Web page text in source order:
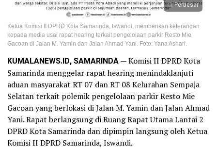
Perbesar
Ketua Komisi II DPRD Kota Samarinda, Iswandi, memberikan keterangan
kepada media usai rapat hearing terkait pengelolaan parkir Resto Mie
Gacoan di Jalan M. Yamin dan Jalan Ahmad Yani. Foto: Yana Ashari.
KUMALANEWS.ID, SAMARINDA— Komisi II DPRD Kota
Samarinda menggelar rapat hearing menindaklanjuti
aduan masyarakat RT 07 dan RT 08 Kelurahan Sempaja
Selatan terkait polemik pengelolaan parkir Resto Mie
Gacoan yang berlokasi di Jalan M. Yamin dan Jalan Ahmad
Yani. Rapat berlangsung di Ruang Rapat Utama Lantai 2
DPRD Kota Samarinda dan dipimpin langsung oleh Ketua
Komisi II DPRD Samarinda, Iswandi.